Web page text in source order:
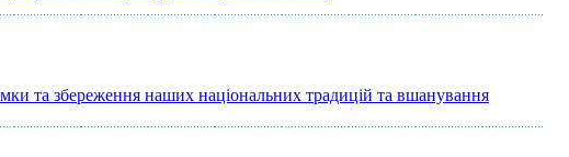
та збереження наших національних традицій та вшанування